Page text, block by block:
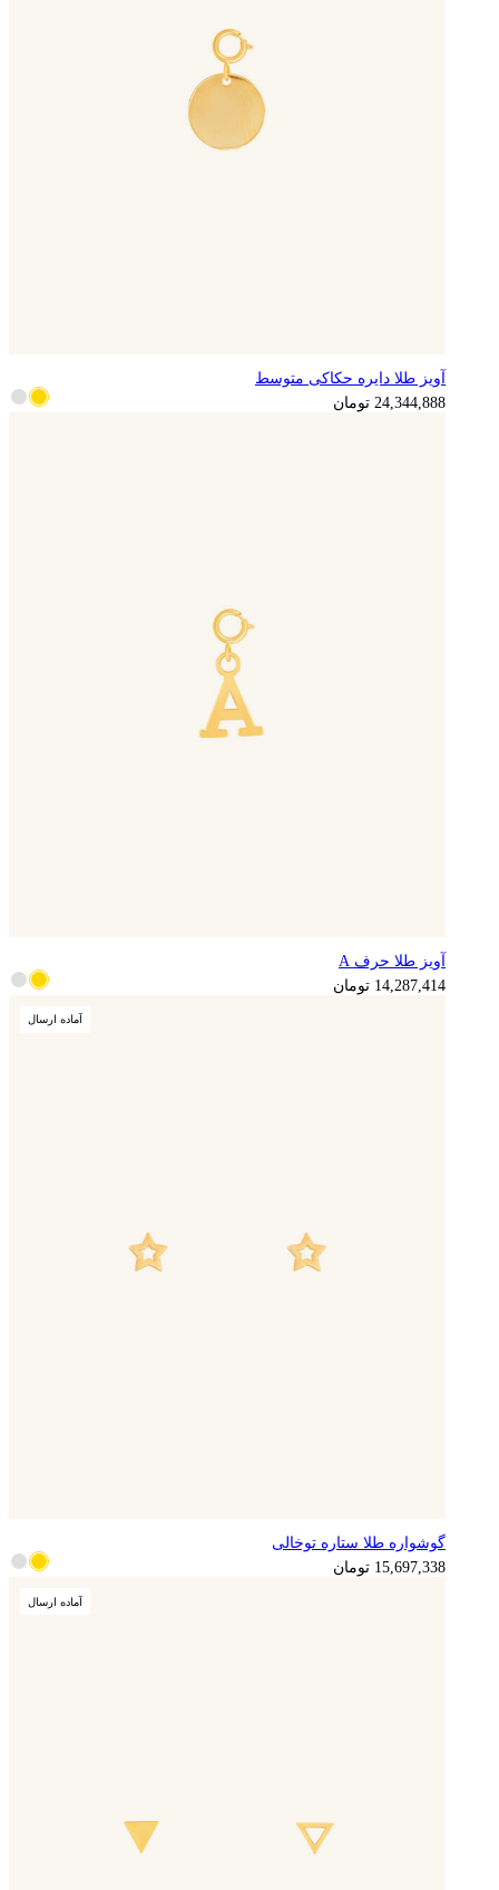
6,086,222 تومان
آویز طلا دایره حکاکی متوسط
24,344,888 تومان
آویز طلا حرف A
14,287,414 تومان
آماده ارسال
3,924,335 تومان
گوشواره طلا ستاره توخالی
15,697,338 تومان
آماده ارسال